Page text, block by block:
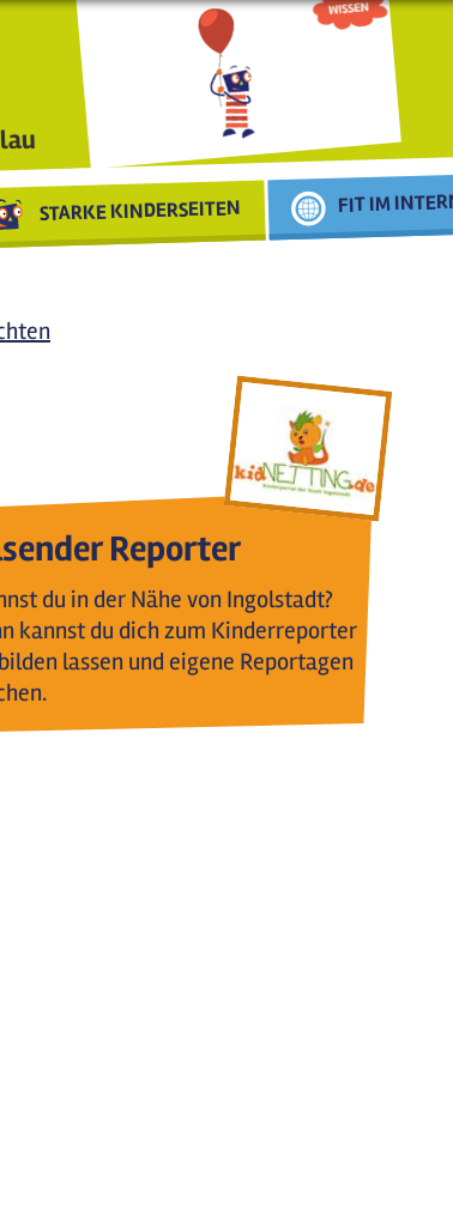
STARKE KINDERSEITEN FIT IM
Reporter
du in der Nähe von Ingolstadt?
kannst du dich zum Kinderreporter
lassen und eigene Reportagen